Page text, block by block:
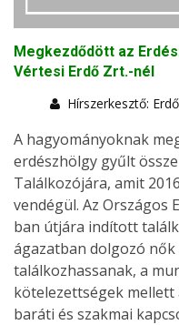
Megkezdődött az
Vértesi Erdő Zrt.-nél
Hírszerkesztő:
A hagyományoknak
erdészhölgy gyűlt
Találkozójára, amit
vendégül. Az Országos
ban útjára indított
ágazatban dolgozó
találkozhassanak, a
kötelezettségek mellett
baráti és szakmai